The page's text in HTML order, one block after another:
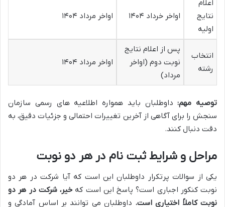
اعلام
نتایج
اولیه
اواخر خرداد ۱۴۰۴ اواخر مرداد ۱۴۰۴
انتخاب
رشته
پس از اعلام نتایج
نوبت دوم (اواخر
مرداد)
اواخر مرداد ۱۴۰۴
توصیه مهم:داوطلبان باید همواره اطلاعیه های رسمی سازمان
سنجش را برای آگاهی از آخرین تغییرات احتمالی و جزئیات دقیق، به
دقت دنبال کنند.
مراحل و شرایط ثبت نام در هر دو نوبت
یکی از سوالات پرتکرار داوطلبان این است که آیا شرکت در هر دو
نوبت کنکور اجباری است؟ پاسخ این است که خیر، شرکت در هر دو
نوبت کاملاً اختیاری است. داوطلبان می توانند بر اساس آمادگی و